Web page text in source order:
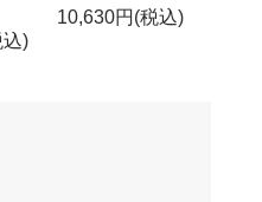
込)
10,630円(税込)